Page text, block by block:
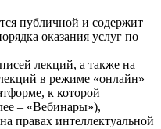
публичной и содержит
оказания услуг по
лекций, а также на
в режиме «онлайн»
к которой
– «Вебинары»),
правах интеллектуальной